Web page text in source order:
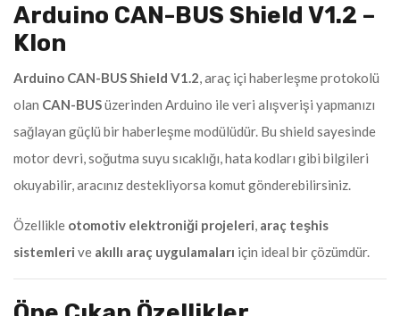
Arduino CAN-BUS Shield V1.2 –
Klon
Arduino CAN-BUS Shield V1.2 , araç içi haberleşme protokolü
olan CAN-BUSüzerinden Arduino ile veri alışverişi yapmanızı
sağlayan güçlü bir haberleşme modülüdür. Bu shield sayesinde
motor devri, soğutma suyu sıcaklığı, hata kodları gibi bilgileri
okuyabilir, aracınız destekliyorsa komut gönderebilirsiniz.
Özellikle otomotiv elektroniği projeleri araç teşhis
sistemleri ve akıllı araç uygulamaları için ideal bir çözümdür.